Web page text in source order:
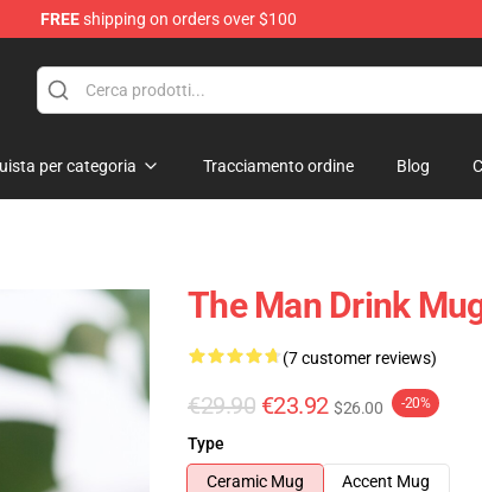
FREEshipping on orders over $100
per categoria Tracciamento ordine Blog
The Man Drink
(7 customer reviews)
€29.90 €23.92 $26.00 -20%
Type
Ceramic Mug
Accent Mug